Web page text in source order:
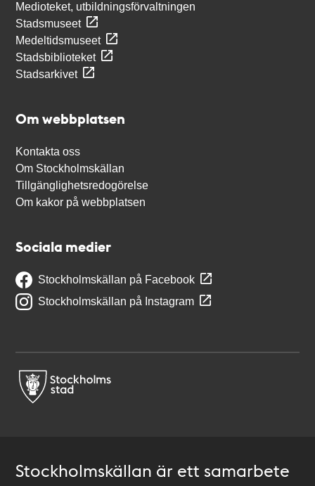
Medioteket, utbildningsförvaltningen
Stadsmuseet
Medeltidsmuseet
Stadsbiblioteket
Stadsarkivet
Om webbplatsen
Kontakta oss
Om Stockholmskällan
Tillgänglighetsredogörelse
Om kakor på webbplatsen
Sociala medier
Stockholmskällan på Facebook
Stockholmskällan på Instagram
Stockholmskällan är ett samarbete